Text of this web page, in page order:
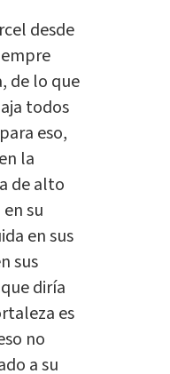
desde
de lo que
todos
eso,
la
de alto
su
en sus
sus
diría
es
no
a su